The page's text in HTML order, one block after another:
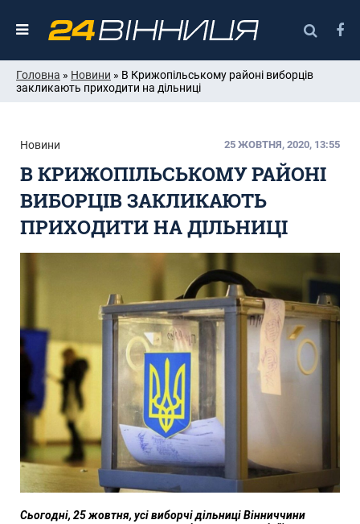
Головна » Новини » В Крижопільському районі виборців
закликають приходити на дільниці
Новини 25 ЖОВТНЯ, 2020, 13:55
В КРИЖОПІЛЬСЬКОМУ РАЙОНІ
ВИБОРЦІВ ЗАКЛИКАЮТЬ
ПРИХОДИТИ НА ДІЛЬНИЦІ
Сьогодні, 25 жовтня, усі виборчі дільниці Вінниччини